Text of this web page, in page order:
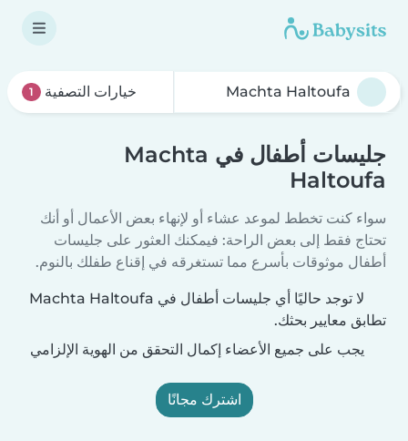
خيارات التصفية 1
جليسات أطفال في Machta
Haltoufa
سواء كنت تخطط لموعد عشاء أو لإنهاء بعض الأعمال أو أنك
تحتاج فقط إلى بعض الراحة: فيمكنك العثور على جليسات
أطفال موثوقات بأسرع مما تستغرقه في إقناع طفلك بالنوم.
لا توجد حاليًا أي جليسات أطفال في Machta Haltoufa
تطابق معايير بحثك.
يجب على جميع الأعضاء إكمال التحقق من الهوية الإلزامي
اشترك مجانًا